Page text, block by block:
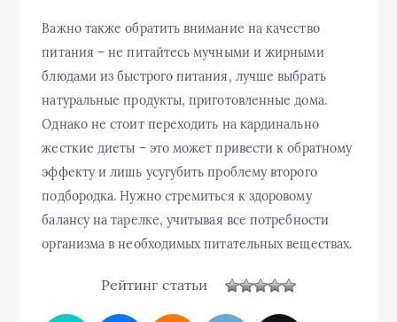
Важно также обратить внимание на качество
питания – не питайтесь мучными и жирными
блюдами из быстрого питания, лучше выбрать
натуральные продукты, приготовленные дома.
Однако не стоит переходить на кардинально
жесткие диеты – это может привести к обратному
эффекту и лишь усугубить проблему второго
подбородка. Нужно стремиться к здоровому
балансу на тарелке, учитывая все потребности
организма в необходимых питательных веществах.
Рейтинг статьи